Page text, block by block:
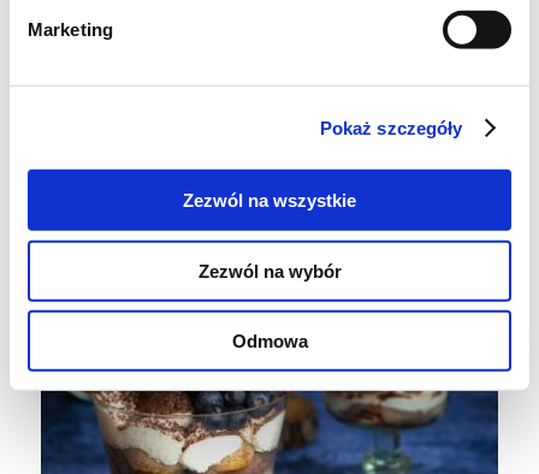
Marketing
Pokaż szczegóły
Zezwól na wszystkie
Zezwól na wybór
Odmowa